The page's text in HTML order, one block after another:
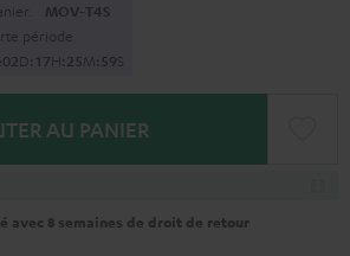
MOV-T4S
période
02D:17H: 25M: 58S
AU PANIER
avec 8 semaines de droit de retour